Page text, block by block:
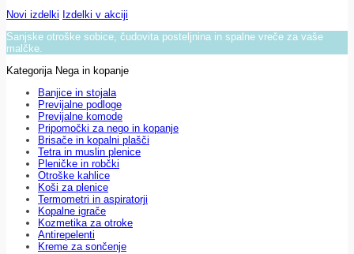
Novi izdelki Izdelki v akciji
Sanjske otroške sobice, čudovita posteljnina in spalne vreče za vaše
malčke.
Kategorija Nega in kopanje
Banjice in stojala
Previjalne podloge
Previjalne komode
Pripomočki za nego in kopanje
Brisače in kopalni plašči
Tetra in muslin plenice
Pleničke in robčki
Otroške kahlice
Koši za plenice
Termometri in aspiratorji
Kopalne igrače
Kozmetika za otroke
Antirepelenti
Kreme za sončenje